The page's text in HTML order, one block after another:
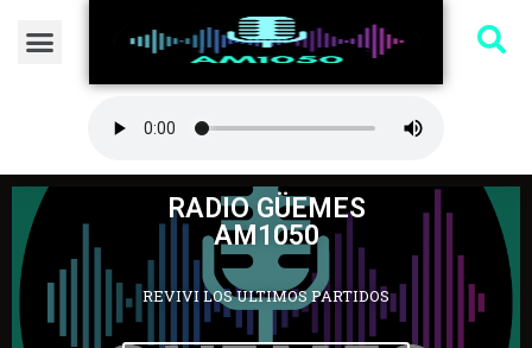
RADIO GÜEMES
AM1050
REVIVI LOS ULTIMOS PARTIDOS